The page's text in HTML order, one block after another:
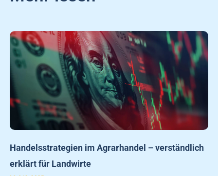
Handelsstrategien im Agrarhandel – verständlich
erklärt für Landwirte